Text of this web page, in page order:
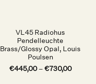
VL45 Radiohus
Pendelleuchte
Brass/Glossy Opal, Louis
Poulsen
€445,00–€730,00